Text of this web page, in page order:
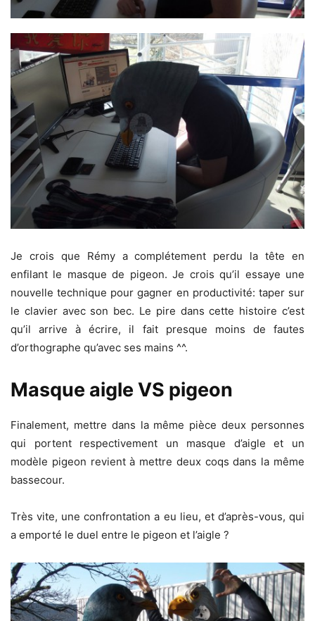
Je crois que Rémy a complétement perdu la tête en
enfilant le masque de pigeon. Je crois qu’il essaye une
nouvelle technique pour gagner en productivité: taper sur
le clavier avec son bec. Le pire dans cette histoire c’est
qu’il arrive à écrire, il fait presque moins de fautes
d’orthographe qu’avec ses mains ^^.
Masque aigle VS pigeon
Finalement, mettre dans la même pièce deux personnes
qui portent respectivement un masque d’aigle et un
modèle pigeon revient à mettre deux coqs dans la même
bassecour.
Très vite, une confrontation a eu lieu, et d’après-vous, qui
a emporté le duel entre le pigeon et l’aigle ?